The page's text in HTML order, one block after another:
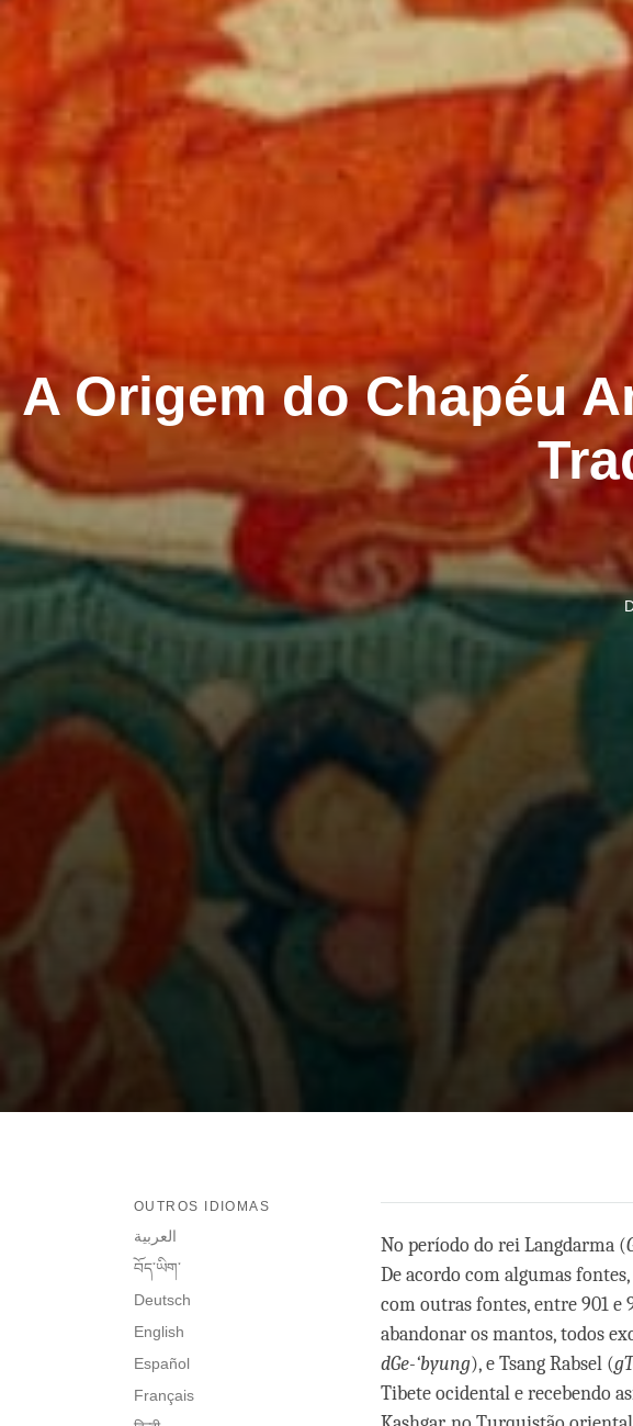
A Origem do Chapéu
OUTROS IDIOMAS
العربية
བོད་ཡིག་
Deutsch
English
Español
Français
No período do rei Langdarma (
De acordo com algumas
com outras fontes, entre 901 e
abandonar os mantos, todos
dGe-‘byung), e Tsang Rabsel (
Tibete ocidental e recebendo